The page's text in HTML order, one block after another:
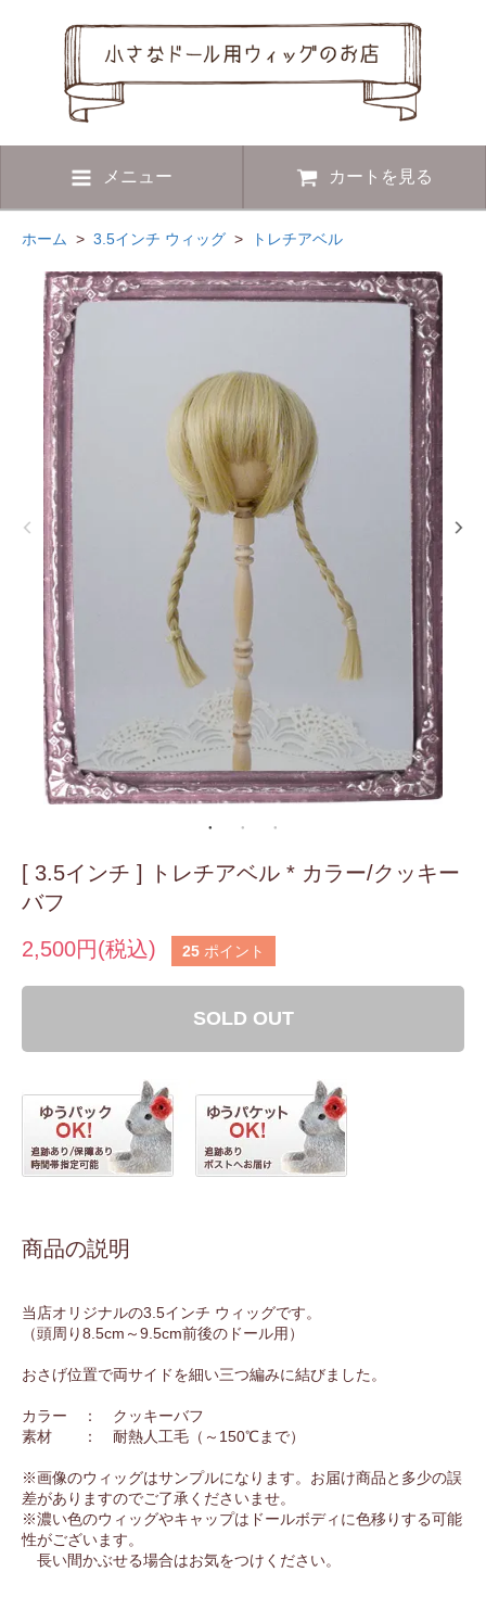
メニュー カートを見る
ホーム > 3.5インチ ウィッグ > トレチアベル
[ 3.5インチ ] トレチアベル * カラー/クッキー
バフ
2,500円(税込)
25 ポイント
SOLD OUT
商品の説明
当店オリジナルの3.5インチ ウィッグです。
（頭周り8.5cm～9.5cm前後のドール用）
おさげ位置で両サイドを細い三つ編みに結びました。
カラー ： クッキーバフ
素材 ： 耐熱人工毛（～150℃まで）
※画像のウィッグはサンプルになります。お届け商品と多少の誤
差がありますのでご了承くださいませ。
※濃い色のウィッグやキャップはドールボディに色移りする可能
性がございます。
長い間かぶせる場合はお気をつけください。